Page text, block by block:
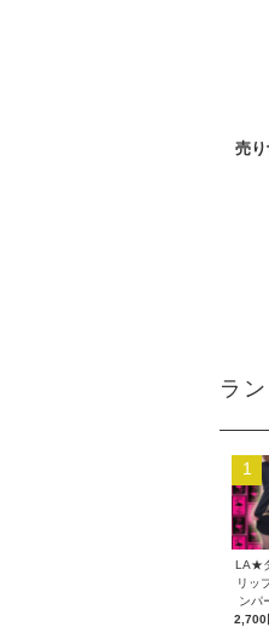
売
ラ
1
LA★
リッ
ンパ
2,700